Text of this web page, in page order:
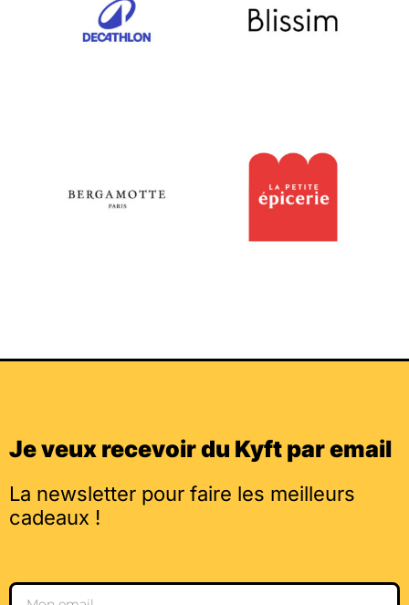
Je veux recevoir du Kyft par email
La newsletter pour faire les meilleurs
cadeaux !
Email